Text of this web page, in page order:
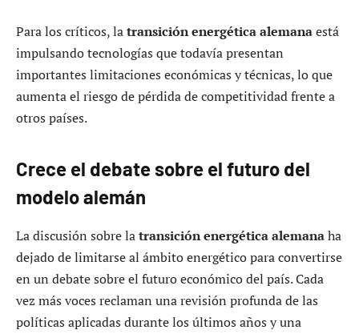
Para los críticos, latransición energética alemanaestá
impulsando tecnologías que todavía presentan
importantes limitaciones económicas y técnicas, lo que
aumenta el riesgo de pérdida de competitividad frente a
otros países.
Crece el debate sobre el futuro del
modelo alemán
La discusión sobre latransición energética alemanaha
dejado de limitarse al ámbito energético para convertirse
en un debate sobre el futuro económico del país. Cada
vez más voces reclaman una revisión profunda de las
políticas aplicadas durante los últimos años y una